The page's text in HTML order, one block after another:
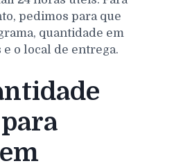
pedimos para que
quantidade em
o local de entrega.